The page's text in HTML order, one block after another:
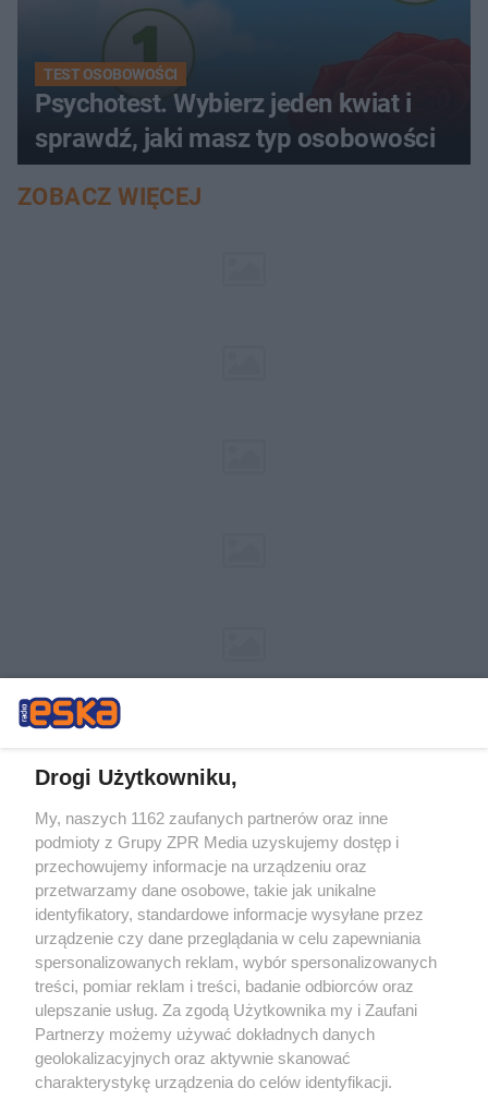
TEST OSOBOWOŚCI
Psychotest. Wybierz jeden kwiat i
sprawdź, jaki masz typ osobowości
ZOBACZ WIĘCEJ
Żaden utwór zamieszczony w serwisie nie może być powielany i
rozpowszechniany lub dalej rozpowszechniany w jakikolwiek sposób (w
tym także elektroniczny lub mechaniczny) na jakimkolwiek polu
eksploatacji w jakiejkolwiek formie, włącznie z umieszczaniem w
Internecie bez pisemnej zgody właściciela praw. Jakiekolwiek użycie lub
wykorzystanie utworów w całości lub w części z naruszeniem prawa,
tzn. bez właściwej zgody, jest zabronione pod groźbą kary i może być
ścigane prawnie.
Drogi Użytkowniku,
My, naszych 1162 zaufanych partnerów oraz inne
podmioty z Grupy ZPR Media uzyskujemy dostęp i
przechowujemy informacje na urządzeniu oraz
przetwarzamy dane osobowe, takie jak unikalne
identyfikatory, standardowe informacje wysyłane przez
urządzenie czy dane przeglądania w celu zapewniania
spersonalizowanych reklam, wybór spersonalizowanych
treści, pomiar reklam i treści, badanie odbiorców oraz
ulepszanie usług. Za zgodą Użytkownika my i Zaufani
Partnerzy możemy używać dokładnych danych
geolokalizacyjnych oraz aktywnie skanować
charakterystykę urządzenia do celów identyfikacji.